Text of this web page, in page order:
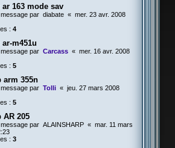
ar 163 mode sav
message par diabate « mer. 23 avr. 2008
: 4
m451u
message par Carcass « mer. 16 avr. 2008
: 5
arm 355n
message par Tolli « jeu. 27 mars 2008
: 5
AR 205
message par ALAINSHARP « mar. 11 mars
: 3